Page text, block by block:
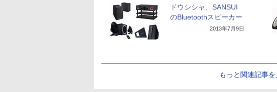
ドウシシャ、SANSUI
のBluetoothスピーカー
2013年7月9日
もっと関連記事を